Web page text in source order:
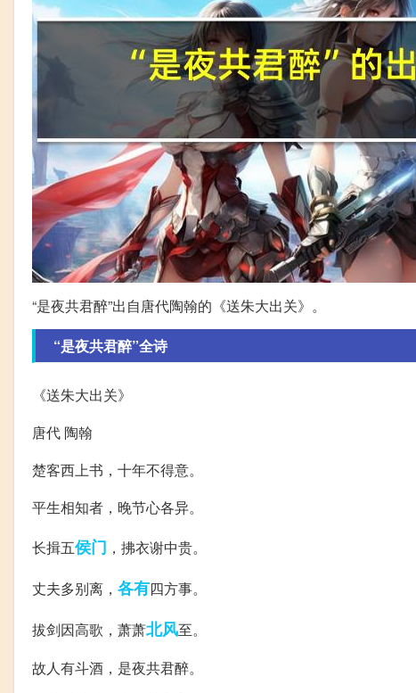
“是夜共君醉”出自唐代陶翰的《送朱大出关》。
“是夜共君醉”全诗
《送朱大出关》
唐代 陶翰
楚客西上书，十年不得意。
平生相知者，晚节心各异。
长揖五侯门 ，拂衣谢中贵。
丈夫多别离， 各有四方事。
拔剑因高歌，萧萧北风至。
故人有斗酒，是夜共君醉。